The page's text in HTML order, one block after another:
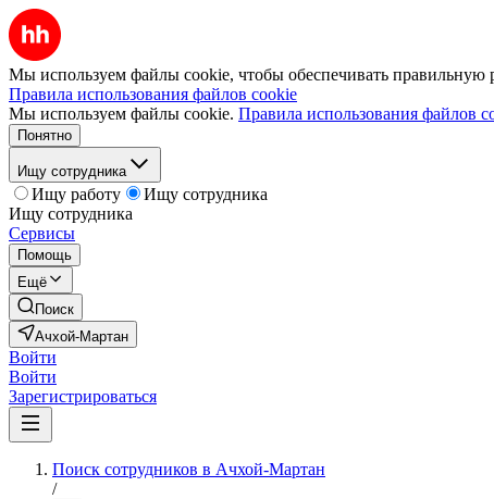
Мы используем файлы cookie, чтобы обеспечивать правильную
Правила использования файлов cookie
Мы используем файлы cookie. Правила использования файлов
Понятно
Ищу сотрудника
Ищу работу
Ищу сотрудника
Ищу сотрудника
Сервисы
Помощь
Ещё
Поиск
Ачхой-Мартан
Войти
Войти
Зарегистрироваться
Поиск сотрудников в Ачхой-Мартан
/